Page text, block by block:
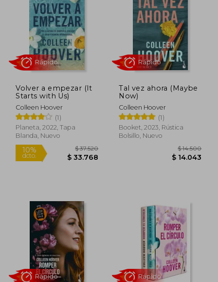
dcto. $ 26.568 dcto.
Volver a empezar (It
Starts with Us)
Colleen Hoover
(1)
Planeta, 2022, Tapa
Blanda, Nuevo
10%
dcto.
$ 37.520
$ 33.768
Tal vez ahora (Maybe
Now)
Colleen Hoover
(1)
Booket, 2023, Rústica
Bolsillo, Nuevo